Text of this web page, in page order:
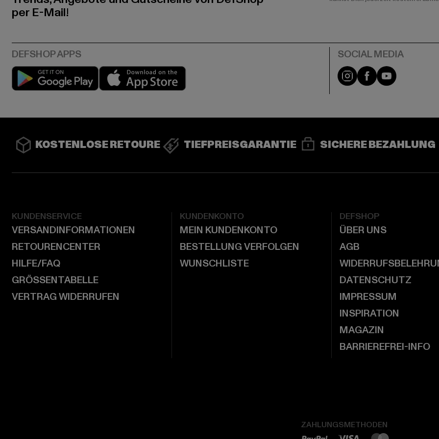
per E-Mail!
Play market Instagram
FacebookYouTube
KOSTENLOSE RETOURE TIEFPREISGARANTIE SICHERE BEZAHLUNG
KUNDENSERVICE
VERSANDINFORMATIONEN
RETOURENCENTER
HILFE/FAQ
GRÖSSENTABELLE
VERTRAG WIDERRUFEN
KUNDENKONTO
MEIN KUNDENKONTO
BESTELLUNG VERFOLGEN
WUNSCHLISTE
DEFSHOP
ÜBER UNS
AGB
DATENSCHUTZ
IMPRESSUM
INSPIRATION
MAGAZIN
BARRIEREFREI-INFO
ZAHLUNGSMETHODEN